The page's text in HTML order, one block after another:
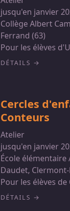
jusqu'en janvier
Collège Albert
Ferrand (63)
Pour les élèves
DÉTAILS
Cercles
Conteurs
Atelier
jusqu'en janvier
École élémentaire
Daudet,
Pour les élèves de
DÉTAILS